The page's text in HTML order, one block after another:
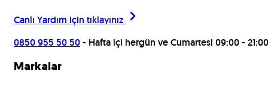
Canlı Yardım için tıklayınız
0850 955 50 50- Hafta içi hergün ve Cumartesi 09:00 - 21:00
Markalar